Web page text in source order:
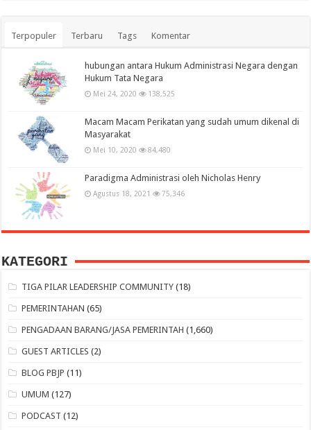
Terpopuler Terbaru Tags Komentar
hubungan antara Hukum Administrasi Negara dengan
Hukum Tata Negara
Mei 24, 2020 138,525
Macam Macam Perikatan yang sudah umum dikenal di
Masyarakat
Mei 10, 2020 84,480
Paradigma Administrasi oleh Nicholas Henry
Agustus 18, 2021 75,346
KATEGORI
TIGA PILAR LEADERSHIP COMMUNITY (18)
PEMERINTAHAN (65)
PENGADAAN BARANG/JASA PEMERINTAH (1,660)
GUEST ARTICLES (2)
BLOG PBJP (11)
UMUM (127)
PODCAST (12)